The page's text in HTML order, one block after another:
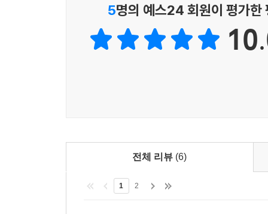
5명의 예스24 회원이 평가한
전체 리뷰 (6)
1 2